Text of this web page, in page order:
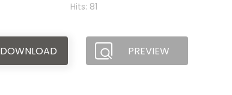
Hits: 81
DOWNLOAD PREVIEW